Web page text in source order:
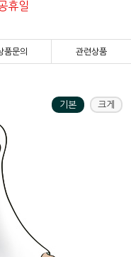
휴일
품문의 관련상품
기본 크게